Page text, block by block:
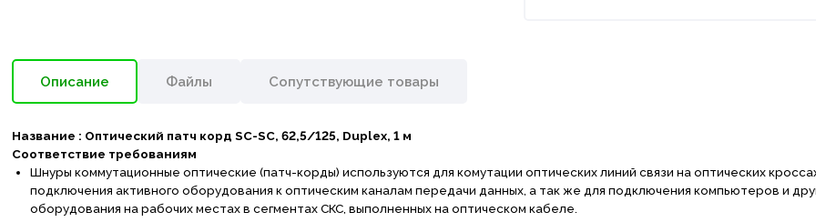
Описание Файлы Сопутствующие товары
Название : Оптический патч корд SC-SC, 62,5/125, Duplex, 1 м
Соответствие требованиям
Шнуры коммутационные оптические (патч-корды) используются для комутации оптических линий связи на оптических
подключения активного оборудования к оптическим каналам передачи данных, а так же для подключения компьютеров и
оборудования на рабочих местах в сегментах СКС, выполненных на оптическом кабеле.